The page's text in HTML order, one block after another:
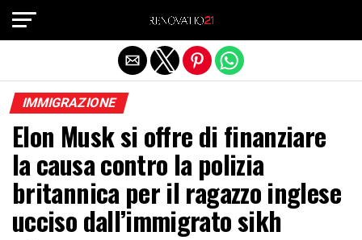
IMMIGRAZIONE
Elon Musk si offre di finanziare
la causa contro la polizia
britannica per il ragazzo inglese
ucciso dall’immigrato sikh
Exit mobile version